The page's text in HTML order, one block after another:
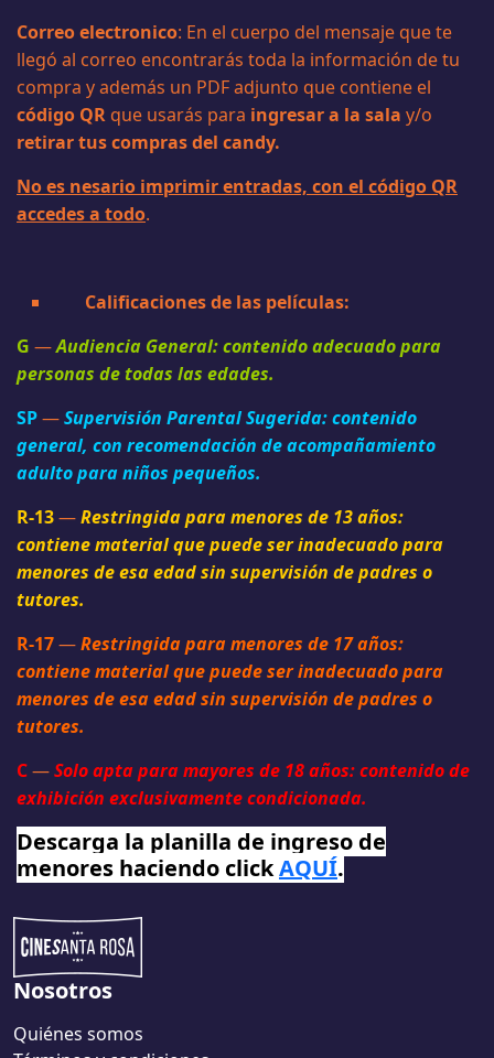
Correo electronico: En el cuerpo del mensaje que te
llegó al correo encontrarás toda la información de tu
compra y además un PDF adjunto que contiene el
código QR que usarás para ingresar a la sala y/o
retirar tus compras del candy.
No es nesario imprimir entradas, con el código QR
accedes a todo.
Calificaciones de las películas:
G —Audiencia General: contenido adecuado para
personas de todas las edades.
SP—Supervisión Parental Sugerida: contenido
general, con recomendación de acompañamiento
adulto para niños pequeños.
R-13—Restringida para menores de 13 años:
contiene material que puede ser inadecuado para
menores de esa edad sin supervisión de padres o
tutores.
R-17—Restringida para menores de 17 años:
contiene material que puede ser inadecuado para
menores de esa edad sin supervisión de padres o
tutores.
C—Solo apta para mayores de 18 años: contenido de
exhibición exclusivamente condicionada.
Descarga la planilla de ingreso de
menores haciendo clickAQUÍ.
Nosotros
Quiénes somos